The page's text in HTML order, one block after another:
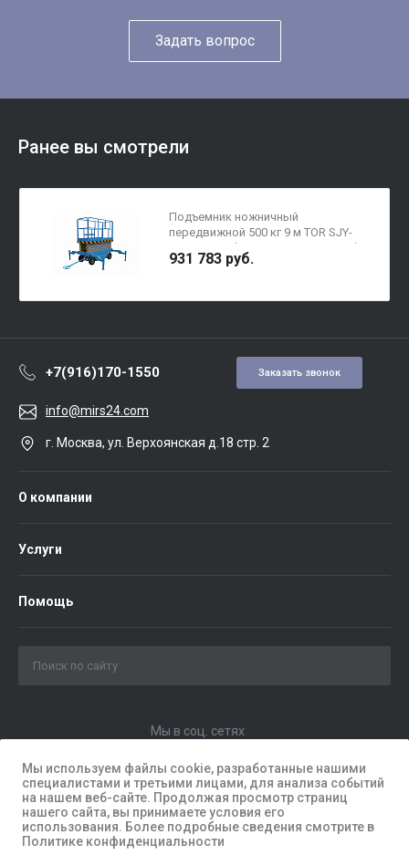
Мы используем файлы cookie, разработанные нашими
специалистами и третьими лицами, для анализа событий
на нашем веб-сайте. Продолжая просмотр страниц
нашего сайта, вы принимаете условия его
использования. Более подробные сведения смотрите в
Политике конфиденциальности
Задать вопрос
Ранее вы смотрели
Подъемник ножничный
передвижной 500 кг 9 м TOR SJY-
0,5-9AC/DC (от сети/автономный)
(Y)
931 783 руб.
+7(916)170-1550 Заказать звонок
info@mirs24.com
г. Москва, ул. Верхоянская д.18 стр. 2
О компании
Услуги
Помощь
Мы в соц. сетях